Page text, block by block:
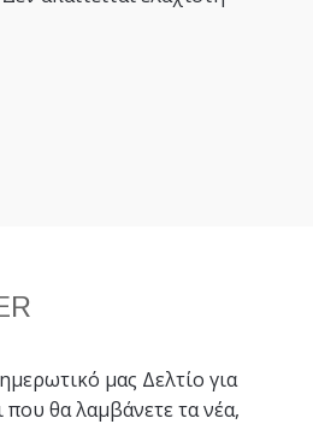
μας Δελτίο για
που θα λαμβάνετε τα νέα,